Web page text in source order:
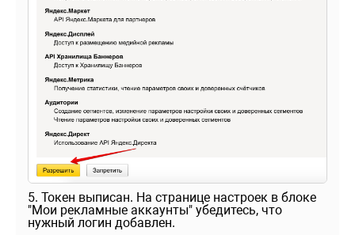
5. Токен выписан. На странице настроек в блоке
"Мои рекламные аккаунты" убедитесь, что
нужный логин добавлен.